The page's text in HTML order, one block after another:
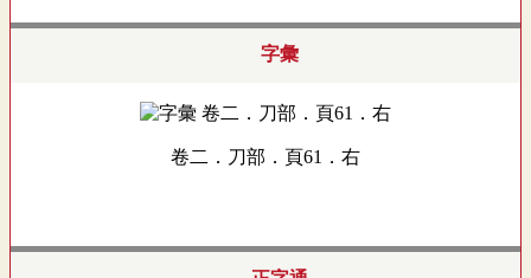
字彙
卷二．刀部．頁61．右